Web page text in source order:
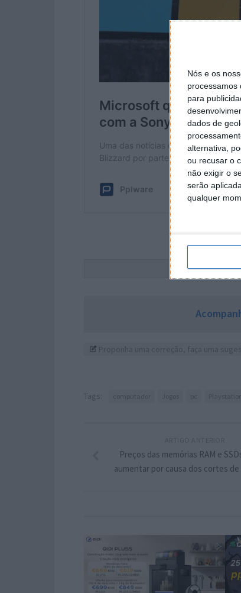
Nós e os
processamos
para
dados de
alternativa,
ou recusar o
não exigir o
serão
qualquer
Tags:
Preços das memórias RAM e
aumentar por causa dos cortes